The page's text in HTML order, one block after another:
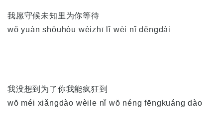
我愿守候未知里为你等待
wŏ yuàn shŏuhòu wèizhī lǐ wèi nǐ dĕngdài
我没想到为了你我能疯狂到
wŏ méi xiǎngdào wèile nǐ wŏ néng fēngkuáng dào